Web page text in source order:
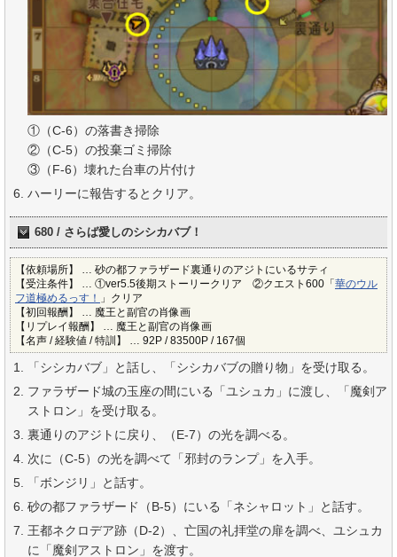
①（C-6）の落書き掃除
②（C-5）の投棄ゴミ掃除
③（F-6）壊れた台車の片付け
ハーリーに報告するとクリア。
680 / さらば愛しのシシカバブ！
【依頼場所】 … 砂の都ファラザード裏通りのアジトにいるサティ
【受注条件】 … ①ver5.5後期ストーリークリア ②クエスト600「 華のウル
フ道極めるっす！
」クリア
【初回報酬】 … 魔王と副官の肖像画
【リプレイ報酬】 … 魔王と副官の肖像画
【名声 / 経験値 / 特訓】 … 92P / 83500P / 167個
「シシカバブ」と話し、「シシカバブの贈り物」を受け取る。
ファラザード城の玉座の間にいる「ユシュカ」に渡し、「魔剣ア
ストロン」を受け取る。
裏通りのアジトに戻り、（E-7）の光を調べる。
次に（C-5）の光を調べて「邪封のランプ」を入手。
「ボンジリ」と話す。
砂の都ファラザード（B-5）にいる「ネシャロット」と話す。
王都ネクロデア跡（D-2）、亡国の礼拝堂の扉を調べ、ユシュカ
に「魔剣アストロン」を渡す。